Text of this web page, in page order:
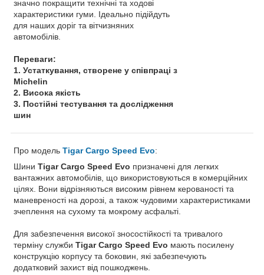
значно покращити технічні та ходові
характеристики гуми. Ідеально підійдуть
для наших доріг та вітчизняних
автомобілів.
Переваги:
​​1. Устаткування, створене у співпраці з
Michelin
2. Висока якість
3. Постійні тестування та дослідження
шин
Про модель Tigar Cargo Speed Evo:
Шини Tigar Cargo Speed ​​Evo призначені для легких
вантажних автомобілів, що використовуються в комерційних
цілях. Вони відрізняються високим рівнем керованості та
маневреності на дорозі, а також чудовими характеристиками
зчеплення на сухому та мокрому асфальті.
Для забезпечення високої зносостійкості та тривалого
терміну служби Tigar Cargo Speed ​​Evo мають посилену
конструкцію корпусу та боковин, які забезпечують
додатковий захист від пошкоджень.